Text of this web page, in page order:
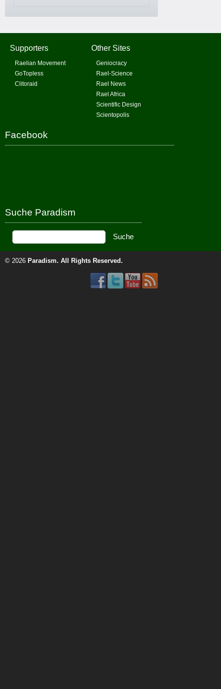
Supporters
Raelian Movement
GoTopless
Clitoraid
Other Sites
Geniocracy
Rael-Science
Rael News
Rael Africa
Scientific Design
Scientopolis
Facebook
Suche Paradism
© 2026 Paradism. All Rights Reserved.